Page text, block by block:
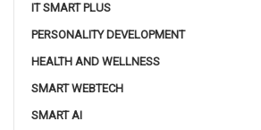
IT SMART PLUS
PERSONALITY DEVELOPMENT
HEALTH AND WELLNESS
SMART WEBTECH
SMART AI